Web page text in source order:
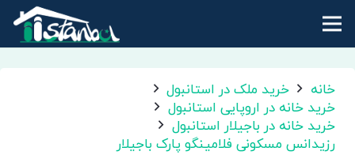
خانه
خرید ملک در استانبول
خرید خانه در اروپایی استانبول
خرید خانه در باجیلار استانبول
رزیدانس مسکونی فلامینگو پارک باجیلار